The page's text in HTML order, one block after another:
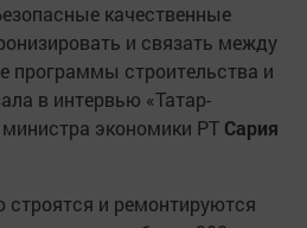
качественные
и связать между
программы строительства и
в интервью «Татар-
экономики РТ Сария
строятся и ремонтируются